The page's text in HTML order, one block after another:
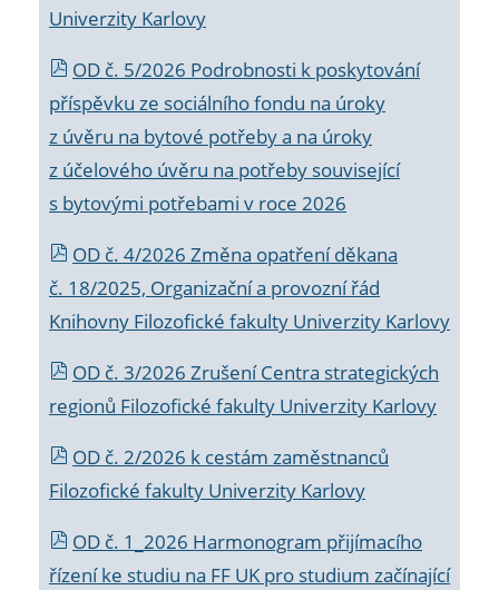
Univerzity Karlovy
OD č. 5/2026 Podrobnosti k poskytování
příspěvku ze sociálního fondu na úroky
z úvěru na bytové potřeby a na úroky
z účelového úvěru na potřeby související
s bytovými potřebami v roce 2026
OD č. 4/2026 Změna opatření děkana
č. 18/2025, Organizační a provozní řád
Knihovny Filozofické fakulty Univerzity Karlovy
OD č. 3/2026 Zrušení Centra strategických
regionů Filozofické fakulty Univerzity Karlovy
OD č. 2/2026 k cestám zaměstnanců
Filozofické fakulty Univerzity Karlovy
OD č. 1_2026 Harmonogram přijímacího
řízení ke studiu na FF UK pro studium začínající